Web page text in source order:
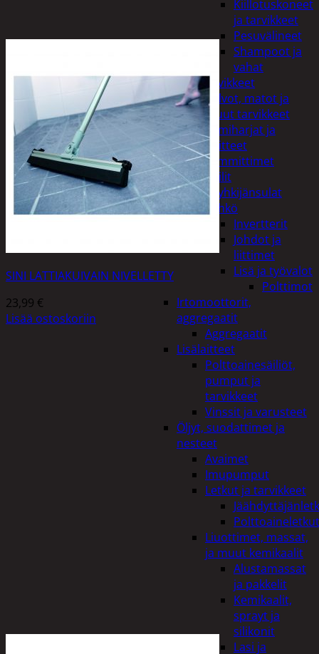
Kiillotuskoneet
ja tarvikkeet
Pesuvälineet
Shampoot ja
vahat
Autotarvikkeet
Kalvot, matot ja
muut tarvikkeet
Lumiharjat ja
peitteet
Lämmittimet
Peilit
Pyyhkijänsulat
Sähkö
Invertterit
Johdot ja
liittimet
Lisä ja työvalot
Polttimot
Irtomoottorit,
aggregaatit
Aggregaatit
Lisälaitteet
Polttoainesäiliöt,
pumput ja
tarvikkeet
Vinssit ja varusteet
Öljyt, suodattimet ja
nesteet
Avaimet
Imupumput
Letkut ja tarvikkeet
Polttoaineletkut
Liuottimet, massat,
ja muut kemikaalit
Alustamassat
ja pakkelit
Kemikaalit,
sprayt ja
silikonit
Lasi ja
SINI LATTIAKUIVAIN NIVELLETTY
23,99 €
Lisää ostoskoriin